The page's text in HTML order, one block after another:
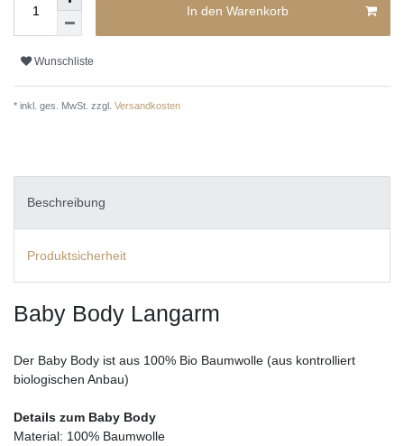
In den Warenkorb
Wunschliste
* inkl. ges. MwSt. zzgl. Versandkosten
Beschreibung
Produktsicherheit
Baby Body Langarm
Der Baby Body ist aus 100% Bio Baumwolle (aus kontrolliert
biologischen Anbau)
Details zum Baby Body
Material: 100% Baumwolle